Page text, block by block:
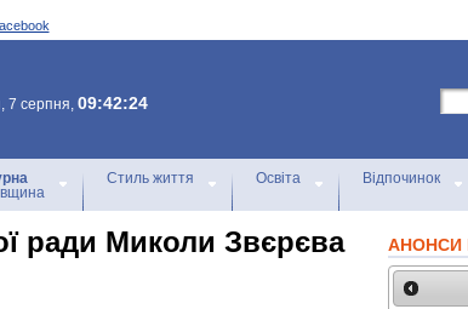
7 серпня, 09:42:24
Стиль життя Освіта Відпочинок
ради Миколи Звєрєва
АНОНСИ